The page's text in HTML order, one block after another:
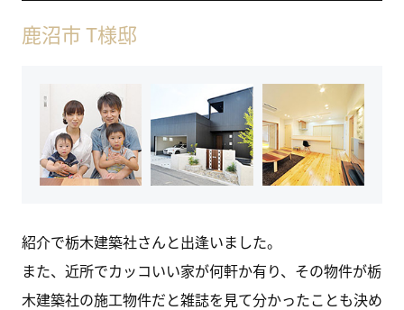
鹿沼市 T様邸
紹介で栃木建築社さんと出逢いました。
また、近所でカッコいい家が何軒か有り、その物件が栃
木建築社の施工物件だと雑誌を見て分かったことも決め